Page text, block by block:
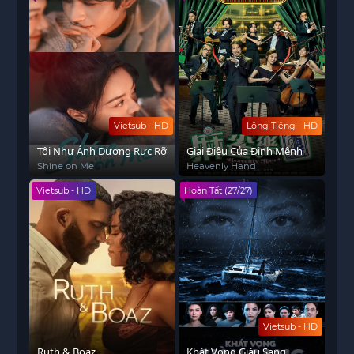
Vietsub - HD
Tôi Như Ánh Dương Rực Rỡ
Shine on Me
Lồng Tiếng - HD
Giai Điệu Của Định Mệnh
Heavenly Hand
Vietsub - HD
Vietsub - HD
Hoàn Tất (27/27)